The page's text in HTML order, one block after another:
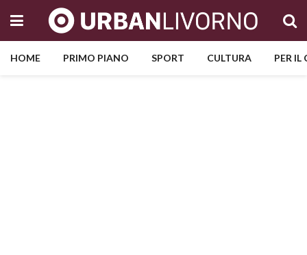
HOME PRIMO PIANO SPORT CULTURA PER